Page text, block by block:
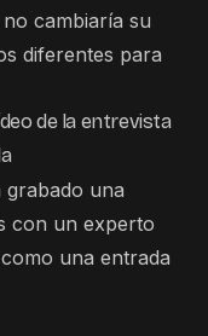
cambiaría su
diferentes para
de la entrevista
una
con un experto
una entrada